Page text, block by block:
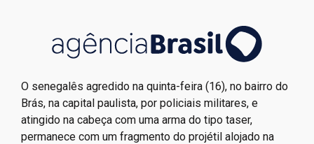
O senegalês agredido na quinta-feira (16), no bairro do
Brás, na capital paulista, por policiais militares, e
atingido na cabeça com uma arma do tipo taser,
permanece com um fragmento do projétil alojado na